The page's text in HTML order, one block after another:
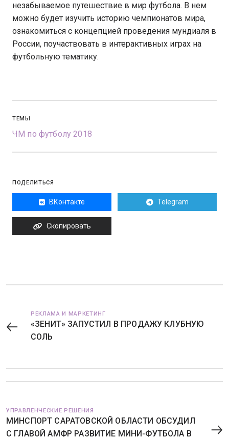
незабываемое путешествие в мир футбола. В нем
можно будет изучить историю чемпионатов мира,
ознакомиться с концепцией проведения мундиаля в
России, поучаствовать в интерактивных играх на
футбольную тематику.
ТЕМЫ
ЧМ по футболу 2018
ПОДЕЛИТЬСЯ
ВКонтакте Telegram
Скопировать
РЕКЛАМА И МАРКЕТИНГ
«ЗЕНИТ» ЗАПУСТИЛ В ПРОДАЖУ КЛУБНУЮ
СОЛЬ
УПРАВЛЕНЧЕСКИЕ РЕШЕНИЯ
МИНСПОРТ САРАТОВСКОЙ ОБЛАСТИ ОБСУДИЛ
С ГЛАВОЙ АМФР РАЗВИТИЕ МИНИ-ФУТБОЛА В